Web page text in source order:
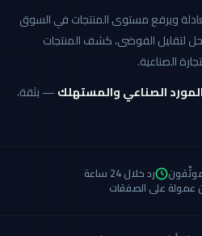
ويرفع مستوى المنتجات في السوق
لتقليل الفوضى، كشف المنتجات
الصناعية.
الصناعي والمستهلك— بثقة،
رد خلال 24 ساعة
عمولة على الصفقات